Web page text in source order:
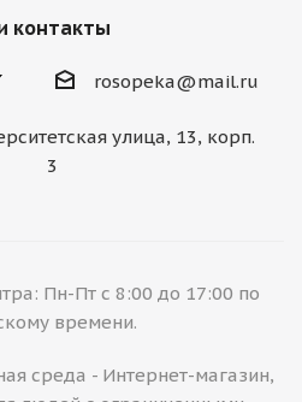
контакты
rosopeka@mail.ru
улица, 13, корп.
3
Пн-Пт с 8:00 до 17:00 по
времени.
среда - Интернет-магазин,